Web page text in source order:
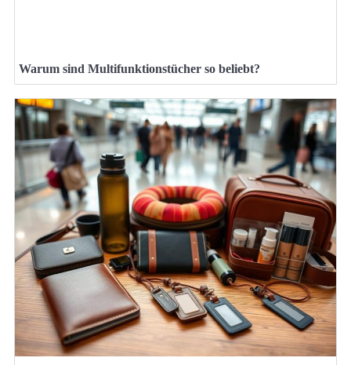
Warum sind Multifunktionstücher so beliebt?